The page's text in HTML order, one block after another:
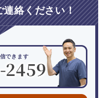
連絡ください！
できます